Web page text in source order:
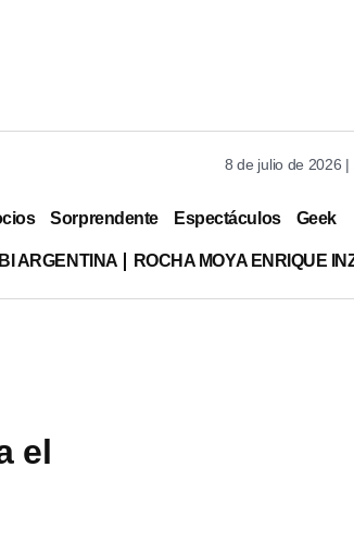
8 de julio de 2026 |
Sorprendente Espectáculos Geek
ARGENTINA ROCHA MOYA ENRIQUE
el